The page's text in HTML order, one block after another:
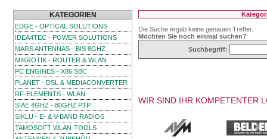
KATEGORIEN
EDGE - OPTICAL SOLUTIONS
IDEA4TEC - POWER SOLUTIONS
MARS ANTENNAS - BIS 8GHZ
MIKROTIK - ROUTER & WLAN
PC ENGINES - X86 SBC
PLANET - DSL & MEDIACONVERTER
RF-ELEMENTS - WLAN
SIAE 4GHZ - 80GHZ PTP
SIKLU - E- & V-BAND RADIOS
TAMOSOFT WLAN-TOOLS
Die Suche ergab keine genauen Treffer.
Möchten Sie noch einmal suchen?
Suchbegriff:
WIR SIND IHR KOMPETENTER